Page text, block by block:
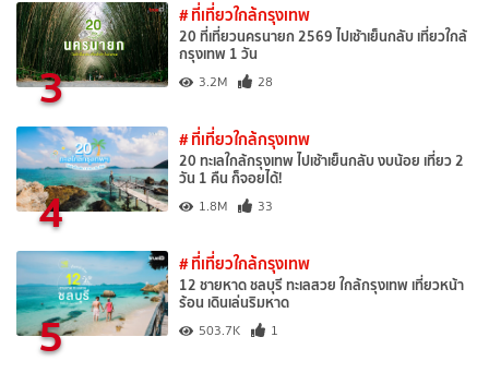
3
# ที่เที่ยวใกล้กรุงเทพ
20 ที่เที่ยวนครนายก 2569 ไปเช้าเย็นกลับ เที่ยวใกล้
กรุงเทพ 1 วัน
3.2M 28
4
# ที่เที่ยวใกล้กรุงเทพ
20 ทะเลใกล้กรุงเทพ ไปเช้าเย็นกลับ งบน้อย เที่ยว 2
วัน 1 คืน ก็จอยได้!
1.8M 33
5
# ที่เที่ยวใกล้กรุงเทพ
12 ชายหาด ชลบุรี ทะเลสวย ใกล้กรุงเทพ เที่ยวหน้า
ร้อน เดินเล่นริมหาด
503.7K 1